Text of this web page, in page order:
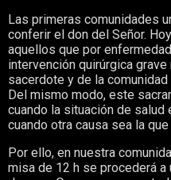
Las primeras comunidades
conferir el don del Señor.
aquellos que por
intervención quirúrgica
sacerdote y de la
Del mismo modo, este
cuando la situación de
cuando otra causa sea la
Por ello, en nuestra
misa de 12 h se procederá